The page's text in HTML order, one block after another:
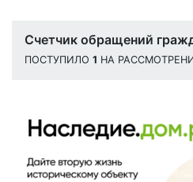
Счетчик обращений
ПОСТУПИЛО 1 НА